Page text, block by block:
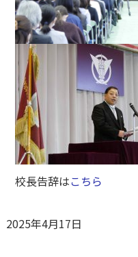
校長告辞はこちら
2025年4月17日